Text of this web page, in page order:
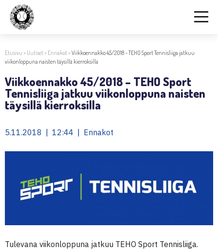
Etusivu > Uutiset> Ennakot>Viikkoennakko 45/2018 – TEHO Sport Tennisliiga jatkuu
viikonloppuna naisten täysillä kierroksilla
Viikkoennakko 45/2018 – TEHO Sport
Tennisliiga jatkuu viikonloppuna naisten
täysillä kierroksilla
5.11.2018 | 12:44 | Ennakot
Tulevana viikonloppuna jatkuu TEHO Sport Tennisliiga.